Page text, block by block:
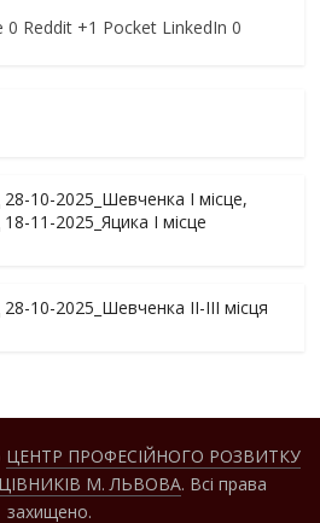
Reddit +1 Pocket LinkedIn 0
10-2025_Шевченка І місце,
11-2025_Яцика І місце
10-2025_Шевченка ІІ-ІІІ місця
ЦЕНТР ПРОФЕСІЙНОГО РОЗВИТКУ
М. ЛЬВОВА. Всі права
захищено.